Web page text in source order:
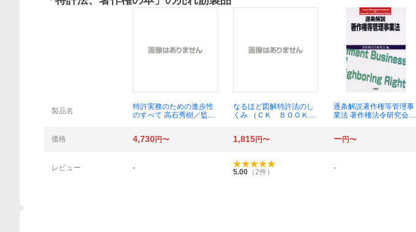
製品名
特許実務のための進歩性
のすべて 高石秀樹／監
か〕著
なるほど図解特許法のし
くみ （ＣＫ ＢＯＯＫ
逐条解説著作権等管理事
業法 著作権法令研究会／
価格 4,730円〜 1,815円〜 ー円〜
レビュー - 5.00 （2件） -